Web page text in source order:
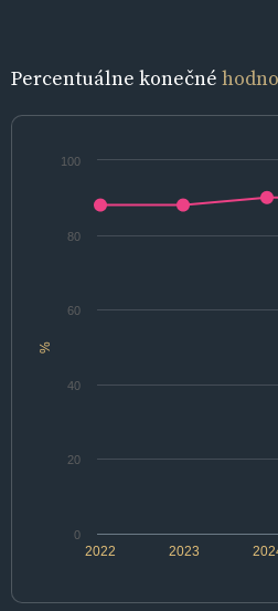
Percentuálne konečné
%
2022 2023
0
20
40
60
80
100